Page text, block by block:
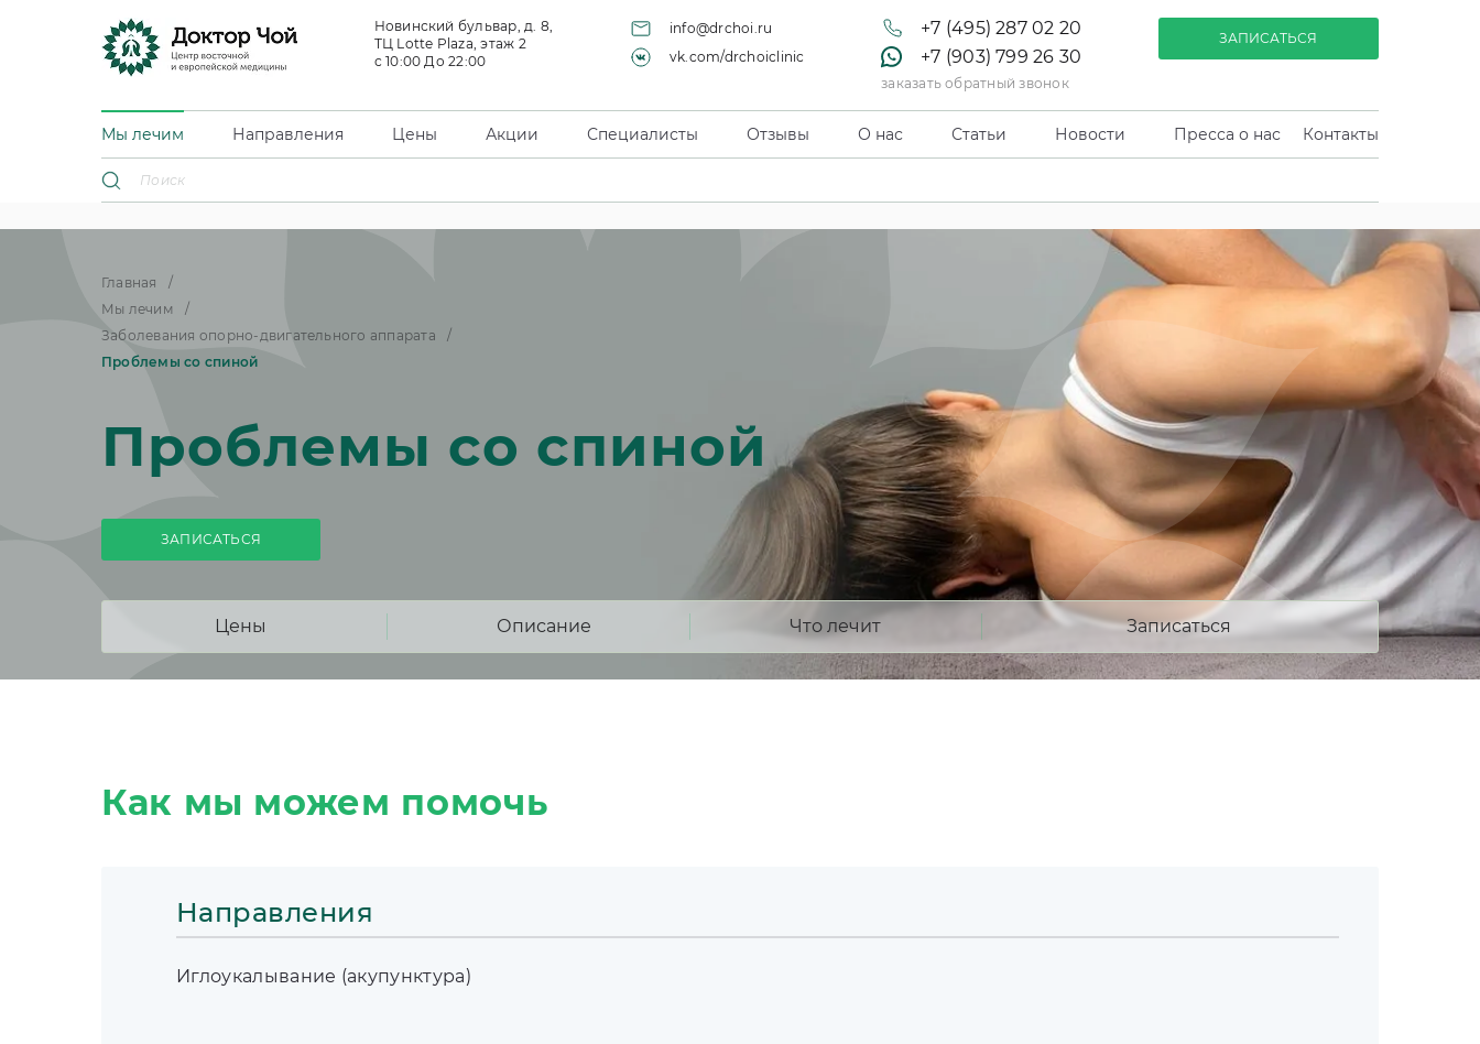
Новинский бульвар, д. 8,
ТЦ Lotte Plaza, этаж 2
с 10:00 До 22:00
info@drchoi.ru
vk.com/drchoiclinic
+7 (495) 287 02 20
+7 (903) 799 26 30
заказать обратный звонок
ЗАПИСАТЬСЯ
Мы лечим Направления Цены Акции Специалисты Отзывы О нас Статьи Новости Пресса о нас Контакты
Главная
Мы лечим
Заболевания опорно-двигательного аппарата
Проблемы со спиной
Проблемы со спиной
ЗАПИСАТЬСЯ
Цены Описание Что лечит Записаться
Как мы можем помочь
Направления
Иглоукалывание (акупунктура)